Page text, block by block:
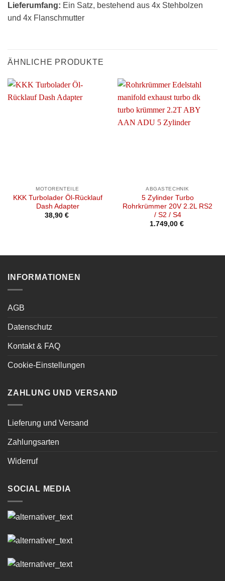
Lieferumfang: Ein Satz, bestehend aus 4x Stehbolzen
und 4x Flanschmutter
ÄHNLICHE PRODUKTE
MOTORENTEILE
KKK Turbolader Öl-Rücklauf
Dash Adapter
38,90 €
ABGASTECHNIK
5 Zylinder Turbo
Rohrkrümmer 20V 2.2L RS2
/ S2 / S4
1.749,00 €
INFORMATIONEN
AGB
Datenschutz
Kontakt & FAQ
Cookie-Einstellungen
ZAHLUNG UND VERSAND
Lieferung und Versand
Zahlungsarten
Widerruf
SOCIAL MEDIA